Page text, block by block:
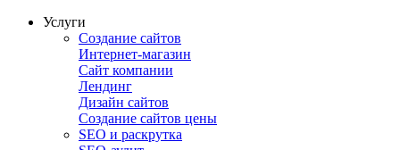
Услуги
Создание сайтов
Интернет-магазин
Сайт компании
Лендинг
Дизайн сайтов
Создание сайтов цены
SEO и раскрутка